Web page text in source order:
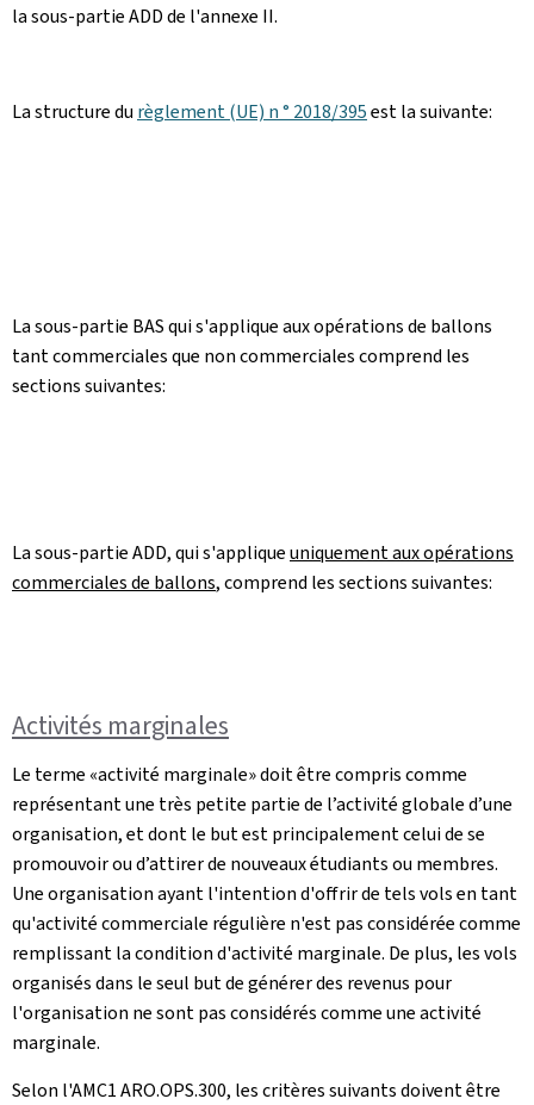
la sous-partie ADD de l'annexe II.
La structure du règlement (UE) n ° 2018/395est la suivante:
La sous-partie BAS qui s'applique aux opérations de ballons
tant commerciales que non commerciales comprend les
sections suivantes:
La sous-partie ADD, qui s'appliqueuniquement aux opérations
commerciales de ballons, comprend les sections suivantes:
Activités marginales
Le terme «activité marginale» doit être compris comme
représentant une très petite partie de l’activité globale d’une
organisation, et dont le but est principalement celui de se
promouvoir ou d’attirer de nouveaux étudiants ou membres.
Une organisation ayant l'intention d'offrir de tels vols en tant
qu'activité commerciale régulière n'est pas considérée comme
remplissant la condition d'activité marginale. De plus, les vols
organisés dans le seul but de générer des revenus pour
l'organisation ne sont pas considérés comme une activité
marginale.
Selon l'AMC1 ARO.OPS.300, les critères suivants doivent être